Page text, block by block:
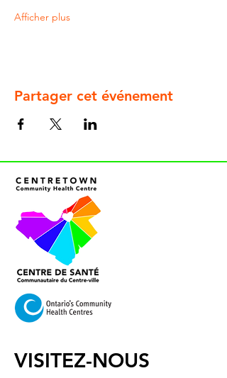
Afficher plus
Partager cet événement
VISITEZ-NOUS